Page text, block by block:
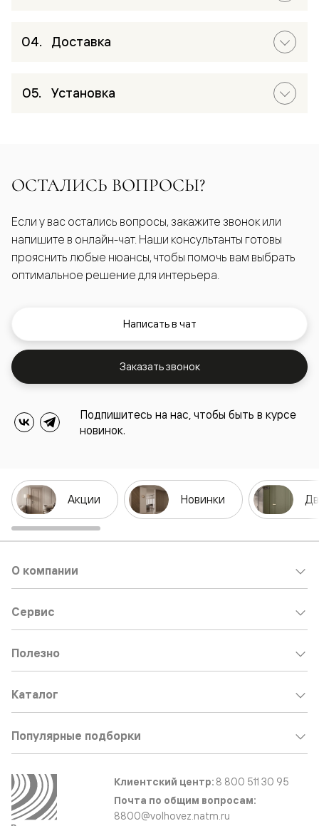
Доставка
Установка
ОСТАЛИСЬ ВОПРОСЫ?
Если у вас остались вопросы, закажите звонок или
напишите в онлайн-чат. Наши консультанты готовы
прояснить любые нюансы, чтобы помочь вам выбрать
оптимальное решение для интерьера.
Написать в чат
Заказать звонок
Подпишитесь на нас, чтобы быть в курсе
новинок.
Акции Новинки
О компании
Сервис
Полезно
Каталог
Популярные подборки
Клиентский центр: 8 800 511 30 95
Почта по общим вопросам:
8800@volhovez.natm.ru